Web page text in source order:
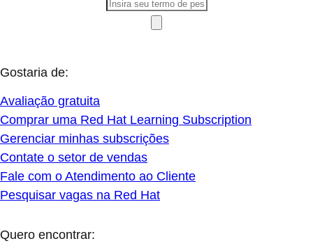
Gostaria de:
Avaliação gratuita
Comprar uma Red Hat Learning Subscription
Gerenciar minhas subscrições
Contate o setor de vendas
Fale com o Atendimento ao Cliente
Pesquisar vagas na Red Hat
Quero encontrar: